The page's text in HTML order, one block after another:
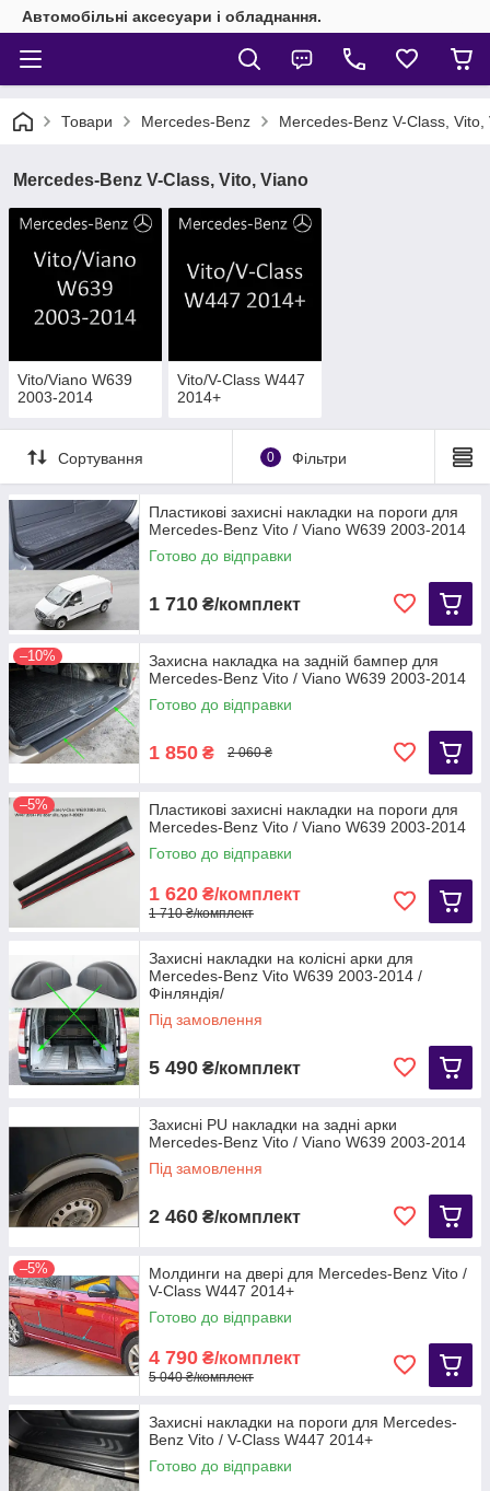
Автомобільні аксесуари і обладнання.
Товари Mercedes-Benz Mercedes-Benz V-Class, Vito,
Mercedes-Benz V-Class, Vito, Viano
Vito/Viano W639
2003-2014
Vito/V-Class W447
2014+
Сортування 0 Фільтри
Пластикові захисні накладки на пороги для
Mercedes-Benz Vito / Viano W639 2003-2014
Готово до відправки
1 710 ₴/комплект
–10%
Захисна накладка на задній бампер для
Mercedes-Benz Vito / Viano W639 2003-2014
Готово до відправки
1 850 ₴ 2 060 ₴
–5%
Пластикові захисні накладки на пороги для
Mercedes-Benz Vito / Viano W639 2003-2014
Готово до відправки
1 620 ₴/комплект
1 710 ₴/комплект
Захисні накладки на колісні арки для
Mercedes-Benz Vito W639 2003-2014 /
Фінляндія/
Під замовлення
5 490 ₴/комплект
Захисні PU накладки на задні арки
Mercedes-Benz Vito / Viano W639 2003-2014
Під замовлення
2 460 ₴/комплект
–5%
Молдинги на двері для Mercedes-Benz Vito /
V-Class W447 2014+
Готово до відправки
4 790 ₴/комплект
5 040 ₴/комплект
Захисні накладки на пороги для Mercedes-
Benz Vito / V-Class W447 2014+
Готово до відправки